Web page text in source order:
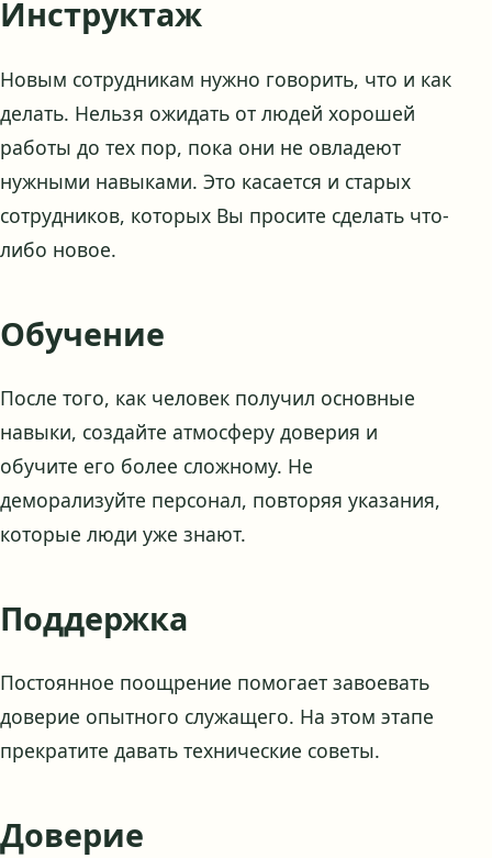
Инструктаж
Новым сотрудникам нужно говорить, что и как
делать. Нельзя ожидать от людей хорошей
работы до тех пор, пока они не овладеют
нужными навыками. Это касается и старых
сотрудников, которых Вы просите сделать что-
либо новое.
Обучение
После того, как человек получил основные
навыки, создайте атмосферу доверия и
обучите его более сложному. Не
деморализуйте персонал, повторяя указания,
которые люди уже знают.
Поддержка
Постоянное поощрение помогает завоевать
доверие опытного служащего. На этом этапе
прекратите давать технические советы.
Доверие